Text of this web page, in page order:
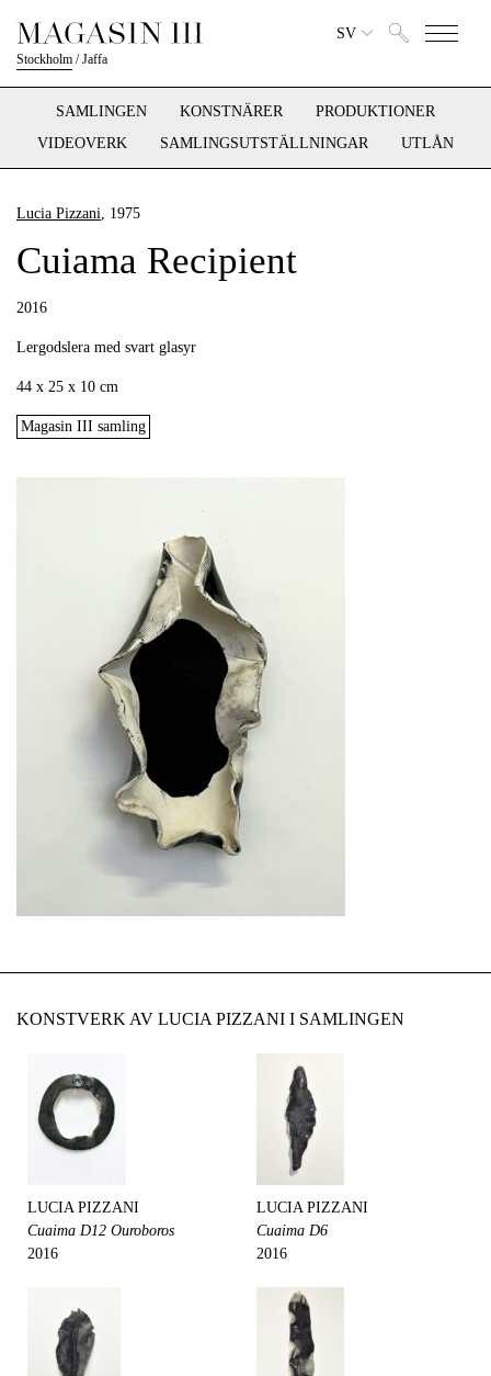
Stockholm /Jaffa
SV
SAMLINGEN KONSTNÄRER
PRODUKTIONER
VIDEOVERK
SAMLINGSUTSTÄLLNINGAR UTLÅN
Lucia Pizzani, 1975
Cuiama Recipient
2016
Lergodslera med svart glasyr
44 x 25 x 10 cm
Magasin III samling
KONSTVERK AV LUCIA PIZZANI I SAMLINGEN
LUCIA PIZZANI
Cuaima D12 Ouroboros
2016
LUCIA PIZZANI
Cuaima D6
2016